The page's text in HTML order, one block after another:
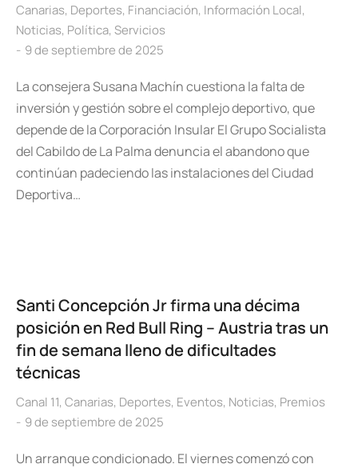
Canarias, Deportes, Financiación, Información Local,
Noticias, Política, Servicios
9 de septiembre de 2025
La consejera Susana Machín cuestiona la falta de
inversión y gestión sobre el complejo deportivo, que
depende de la Corporación Insular El Grupo Socialista
del Cabildo de La Palma denuncia el abandono que
continúan padeciendo las instalaciones del Ciudad
Deportiva…
Santi Concepción Jr firma una décima
posición en Red Bull Ring – Austria tras un
fin de semana lleno de dificultades
técnicas
Canal 11, Canarias, Deportes, Eventos, Noticias, Premios
9 de septiembre de 2025
Un arranque condicionado. El viernes comenzó con